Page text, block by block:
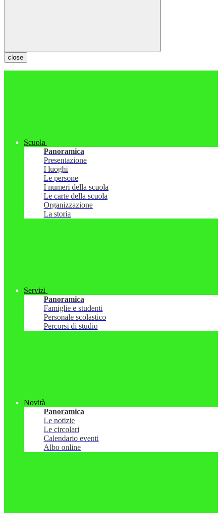
close
Scuola
Panoramica
Presentazione
I luoghi
Le persone
I numeri della scuola
Le carte della scuola
Organizzazione
La storia
Servizi
Panoramica
Famiglie e studenti
Personale scolastico
Percorsi di studio
Novità
Panoramica
Le notizie
Le circolari
Calendario eventi
Albo online